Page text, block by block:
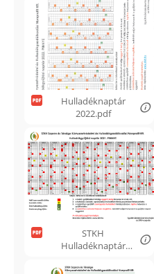
Hulladéknaptár
2022.pdf
STKH
Hulladéknaptár